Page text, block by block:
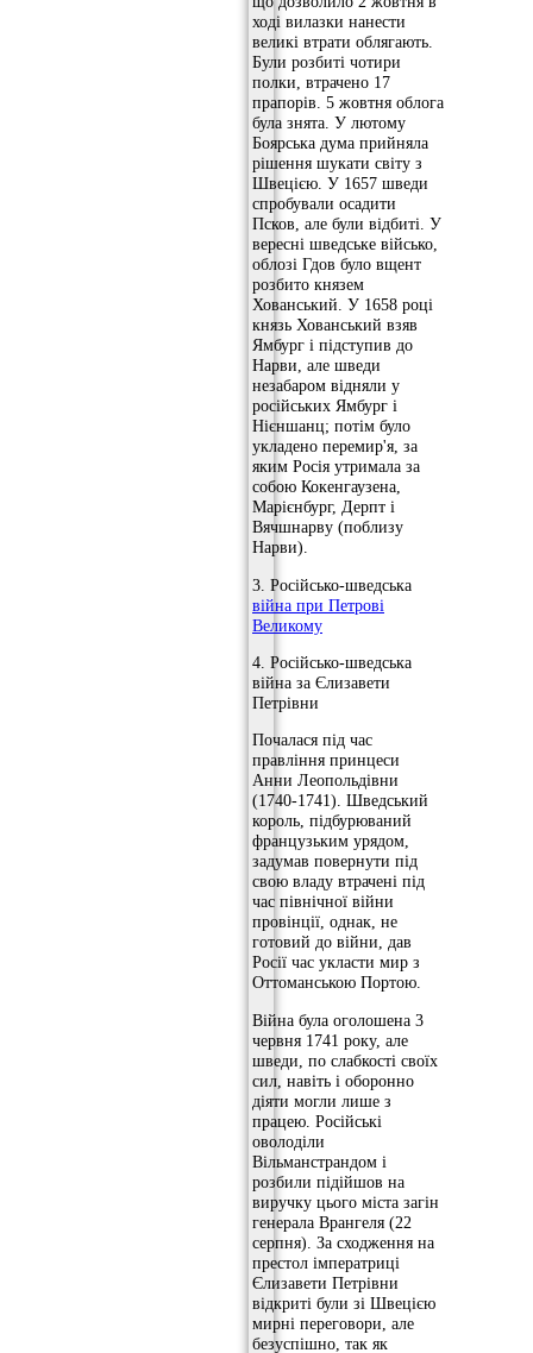
ході вилазки нанести
великі втрати облягають.
Були розбиті чотири
полки, втрачено 17
прапорів. 5 жовтня облога
була знята. У лютому
Боярська дума прийняла
рішення шукати світу з
Швецією. У 1657 шведи
спробували осадити
Псков, але були відбиті. У
вересні шведське військо,
облозі Гдов було вщент
розбито князем
Хованський. У 1658 році
князь Хованський взяв
Ямбург і підступив до
Нарви, але шведи
незабаром відняли у
російських Ямбург і
Нієншанц; потім було
укладено перемир'я, за
яким Росія утримала за
собою Кокенгаузена,
Марієнбург, Дерпт і
Вячшнарву (поблизу
Нарви).
3. Російсько-шведська
війна при Петрові
Великому
4. Російсько-шведська
війна за Єлизавети
Петрівни
Почалася під час
правління принцеси
Анни Леопольдівни
(1740-1741). Шведський
король, підбурюваний
французьким урядом,
задумав повернути під
свою владу втрачені під
час північної війни
провінції, однак, не
готовий до війни, дав
Росії час укласти мир з
Оттоманською Портою.
Війна була оголошена 3
червня 1741 року, але
шведи, по слабкості своїх
сил, навіть і оборонно
діяти могли лише з
працею. Російські
оволоділи
Вільманстрандом і
розбили підійшов на
виручку цього міста загін
генерала Врангеля (22
серпня). За сходження на
престол імператриці
Єлизавети Петрівни
відкриті були зі Швецією
мирні переговори, але
безуспішно, так як